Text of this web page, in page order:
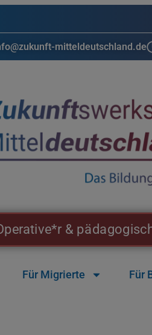
mitteldeutschland.de
& pädagogische*r
Für Migrierte Für